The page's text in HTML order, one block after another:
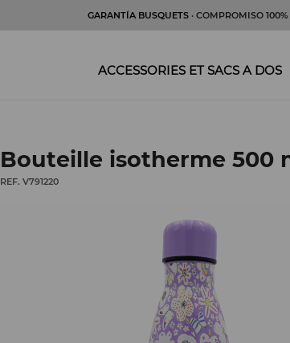
GARANTÍA BUSQUETS · COMPROMISO
ACCESSORIES ET SACS A DOS
Bouteille isotherme 500
REF. V791220